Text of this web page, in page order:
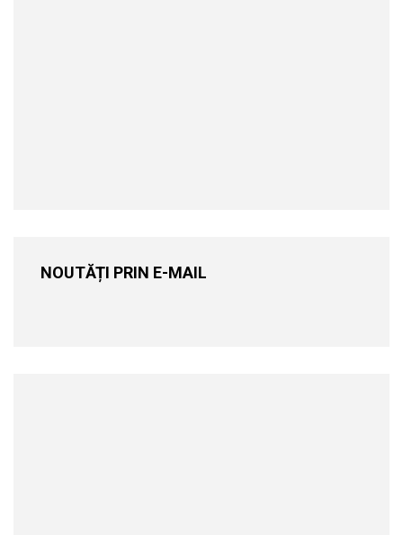
NOUTĂȚI PRIN E-MAIL